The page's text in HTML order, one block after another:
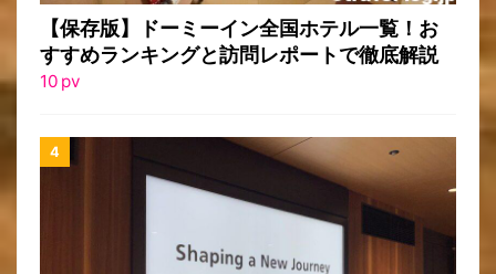
【保存版】ドーミーイン全国ホテル一覧！お
すすめランキングと訪問レポートで徹底解説
10 pv